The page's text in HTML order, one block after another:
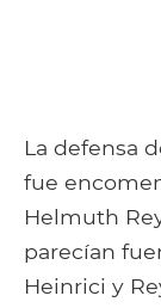
La defensa
fue
Helmuth
parecían
Heinrici y